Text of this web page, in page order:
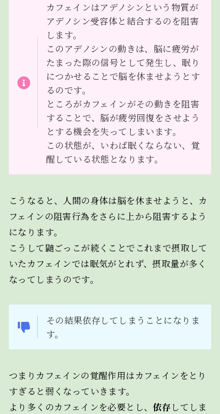
カフェインはアデノシンという物質が
アデノシン受容体と結合するのを阻害
します。
このアデノシンの動きは、脳に疲労が
たまった際の信号として発生し、眠り
につかせることで脳を休ませようとす
るのです。
ところがカフェインがその動きを阻害
することで、脳が疲労回復をさせよう
とする機会を失ってしまいます。
この状態が、いわば眠くならない、覚
醒している状態となります。
こうなると、人間の身体は脳を休ませようと、カ
フェインの阻害行為をさらに上から阻害するよう
になります。
こうして鼬ごっこが続くことでこれまで摂取して
いたカフェインでは眠気がとれず、摂取量が多く
なってしまうのです。
その結果依存してしまうことになりま
す。
つまりカフェインの覚醒作用はカフェインをとり
すぎると弱くなっていきます。
より多くのカフェインを必要とし、依存してしま